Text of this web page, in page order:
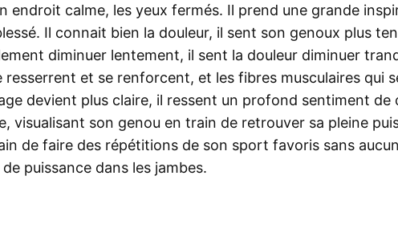
endroit calme, les yeux fermés. Il prend une grande
Il connait bien la douleur, il sent son genoux plus
diminuer lentement, il sent la douleur diminuer
resserrent et se renforcent, et les fibres musculaires qui
devient plus claire, il ressent un profond sentiment
visualisant son genou en train de retrouver sa pleine
de faire des répétitions de son sport favoris sans
puissance dans les jambes.